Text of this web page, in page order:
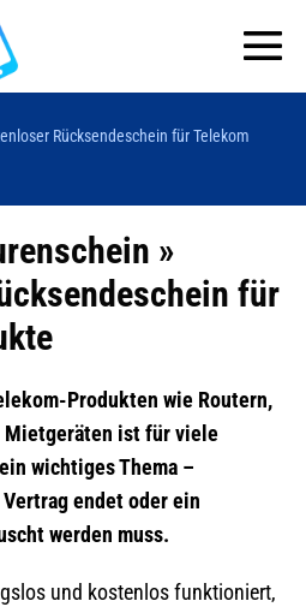
Rücksendeschein für Telekom
»
für
Produkten wie Routern,
Mietgeräten ist für viele
wichtiges Thema –
endet oder ein
werden muss.
und kostenlos funktioniert,